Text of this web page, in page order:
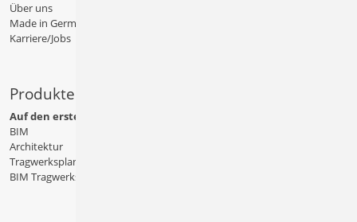
Über uns
Made in Germany
Karriere/Jobs
Produkte
Auf den ersten Blick
BIM
Architektur
Tragwerksplanung
BIM Tragwerksplanung